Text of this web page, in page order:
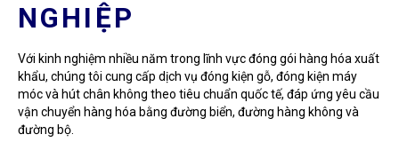
NGHIỆP
Với kinh nghiệm nhiều năm trong lĩnh vực đóng gói hàng hóa xuất
khẩu, chúng tôi cung cấp dịch vụ đóng kiện gỗ, đóng kiện máy
móc và hút chân không theo tiêu chuẩn quốc tế, đáp ứng yêu cầu
vận chuyển hàng hóa bằng đường biển, đường hàng không và
đường bộ.